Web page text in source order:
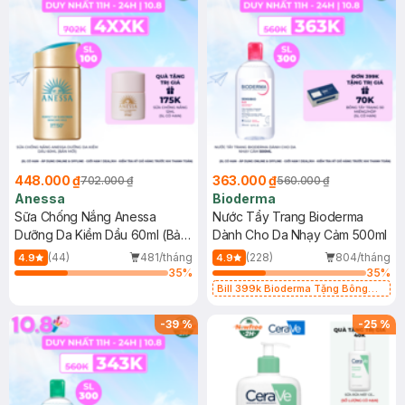
448.000 ₫702.000 ₫
Anessa
Sữa Chống Nắng Anessa
Dưỡng Da Kiềm Dầu 60ml (Bản
Mới)
4.9 (44)
481/tháng
35%
363.000 ₫560.000 ₫
Bioderma
Nước Tẩy Trang Bioderma
Dành Cho Da Nhạy Cảm 500ml
4.9 (228)
804/tháng
35%
Bill 399k Bioderma Tặng Bông
-39% -25 %